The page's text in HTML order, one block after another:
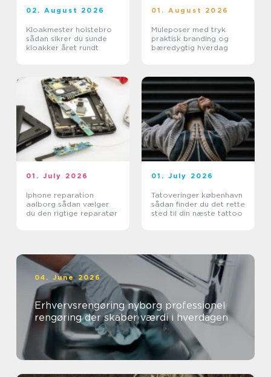
02. August 2026
Kloakmester holstebro
sådan sikrer du sunde
kloakker året rundt
01. August 2026
Muleposer med tryk
praktisk branding og
bæredygtig hverdag
01. July 2026
Iphone reparation
aalborg sådan vælger
du den rigtige reparatør
01. July 2026
Tatoveringer københavn
sådan finder du det rette
sted til din næste tattoo
04. June 2026
Erhvervsrengøring nyborg professionel
rengøring der skaber værdi i hverdagen